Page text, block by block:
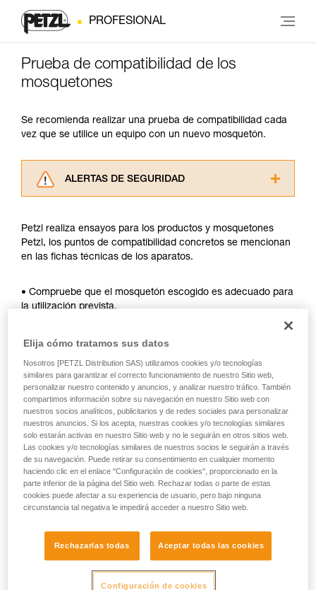
PROFESIONAL
Prueba de compatibilidad de los
mosquetones
Se recomienda realizar una prueba de compatibilidad cada
vez que se utilice un equipo con un nuevo mosquetón.
ALERTAS DE SEGURIDAD
consultarlo. Usted debe comprender la
información de la ficha técnica para poder
comprender este complemento informativo.
y un entrenamiento específico. Confirme a
través de un profesional su capacidad para
autónoma.
Damos ejemplos de técnicas relacionadas con
su actividad. Pueden existir otras que no
describimos aquí.
Petzl realiza ensayos para los productos y mosquetones
Petzl, los puntos de compatibilidad concretos se mencionan
en las fichas técnicas de los aparatos.
• Compruebe que el mosquetón escogido es adecuado para
la utilización prevista.
• Compruebe que el mosquetón no se bloquea en el orificio
de conexión del aparato.
• Valore la posibilidad de que el mosquetón se coloque en
una mala posición y la estabilidad de esta mala posición.
• Compruebe los riesgos de interferencia entre los
elementos del sistema y el casquillo del mosquetón.
Observación
del mosquetón (ZIGZAG, PIRANA...), repita la prueba de
pieza flexible puede haber sido deformada por el primer
mosquetón y ya no sujetar correctamente al segundo.
Elija cómo tratamos sus datos
Nosotros [PETZL Distribution SAS) utilizamos cookies y/o tecnologías
similares para garantizar el correcto funcionamiento de nuestro Sitio web,
personalizar nuestro contenido y anuncios, y analizar nuestro tráfico. También
compartimos información sobre su navegación en nuestro Sitio web con
nuestros socios analíticos, publicitarios y de redes sociales para personalizar
nuestros anuncios. Si los acepta, nuestras cookies y/o tecnologías similares
solo estarán activas en nuestro Sitio web y no le seguirán en otros sitios web.
Las cookies y/o tecnologías similares de nuestros socios le seguirán a través
de su navegación. Puede retirar su consentimiento en cualquier momento
haciendo clic en el enlace "Configuración de cookies", proporcionado en la
parte inferior de la página del Sitio web. Rechazar todas o parte de estas
cookies puede afectar a su experiencia de usuario, pero bajo ninguna
circunstancia tal negativa le impedirá acceder a nuestro Sitio web.
Rechazarlas todas Aceptar todas las cookies
Configuración de cookies